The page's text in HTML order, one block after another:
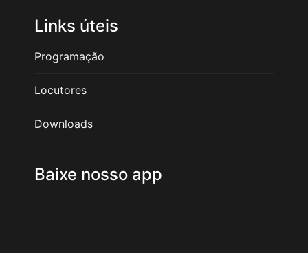
Links úteis
Programação
Locutores
Downloads
Baixe nosso app